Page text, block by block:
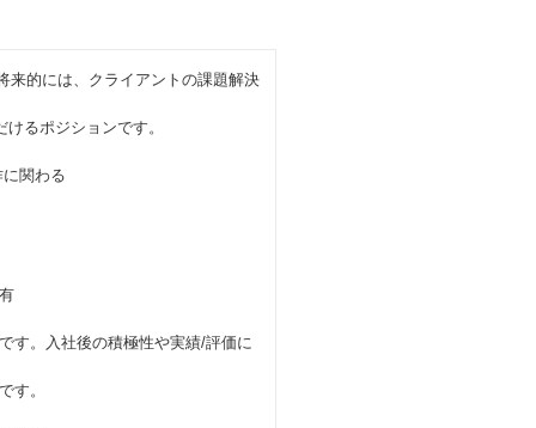
来的には、クライアントの課題解決
るポジションです。
関わる
す。入社後の積極性や実績/評価に
す。